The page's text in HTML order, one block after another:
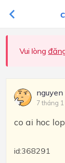
Vui lòng
7 tháng
co ai hoc
id:368291